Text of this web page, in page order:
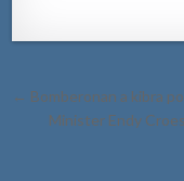
Post
navigation
← Bomberonan a kibra
Minister Endy